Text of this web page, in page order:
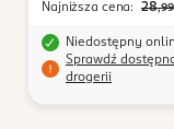
Najniższa cena: 28,99
Niedostępny
Sprawdź
drogerii